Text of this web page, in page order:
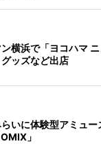
ン横浜で「ヨコハマ
ッズなど出店
いに体験型アミュー
」